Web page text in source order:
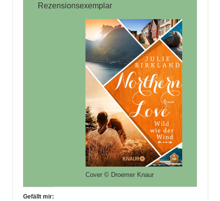
Rezensionsexemplar
Cover © Droemer Knaur
Gefällt mir: